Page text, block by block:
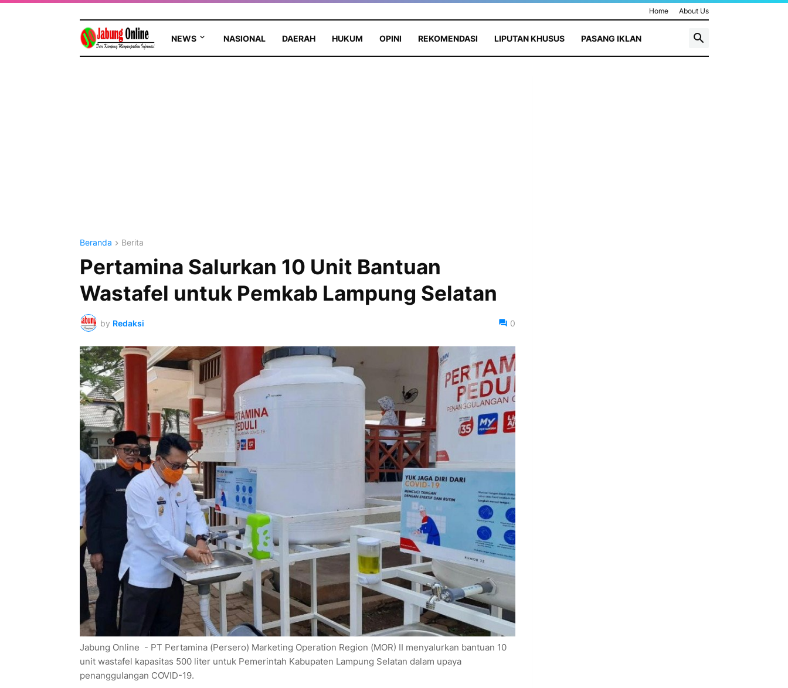
Home About Us
NEWS NASIONAL DAERAH HUKUM OPINI REKOMENDASI LIPUTAN KHUSUS PASANG IKLAN
Beranda Berita
Pertamina Salurkan 10 Unit Bantuan
Wastafel untuk Pemkab Lampung Selatan
by Redaksi 0
Jabung Online - PT Pertamina (Persero) Marketing Operation Region (MOR) II menyalurkan bantuan 10
unit wastafel kapasitas 500 liter untuk Pemerintah Kabupaten Lampung Selatan dalam upaya
penanggulangan COVID-19.